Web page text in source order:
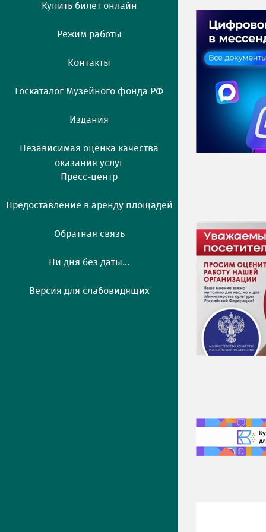
Купить билет онлайн
Режим работы
Контакты
Госкаталог Музейного фонда РФ
Издания
Независимая оценка качества
оказания услуг
Пресс-центр
Предоставление в аренду площадей
Обратная связь
Ни дня без даты...
Версия для слабовидящих